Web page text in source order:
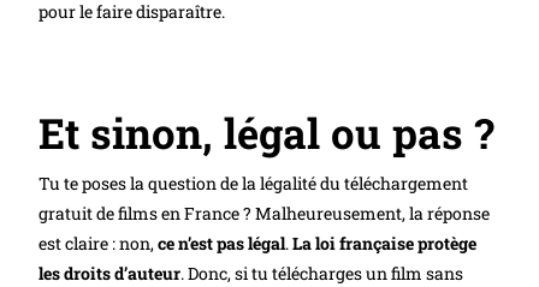
pour le faire disparaître.
Et sinon, légal ou pas ?
Tu te poses la question de la légalité du téléchargement
gratuit de films en France ? Malheureusement, la réponse
est claire : non,ce n’est pas légal.La loi française protège
les droits d’auteur. Donc, si tu télécharges un film sans